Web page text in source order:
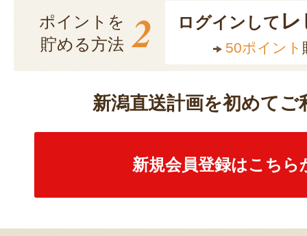
ポイントを
貯める方法 2 ログインして
50ポイント
新潟直送計画を初めてご
新規会員登録はこちら